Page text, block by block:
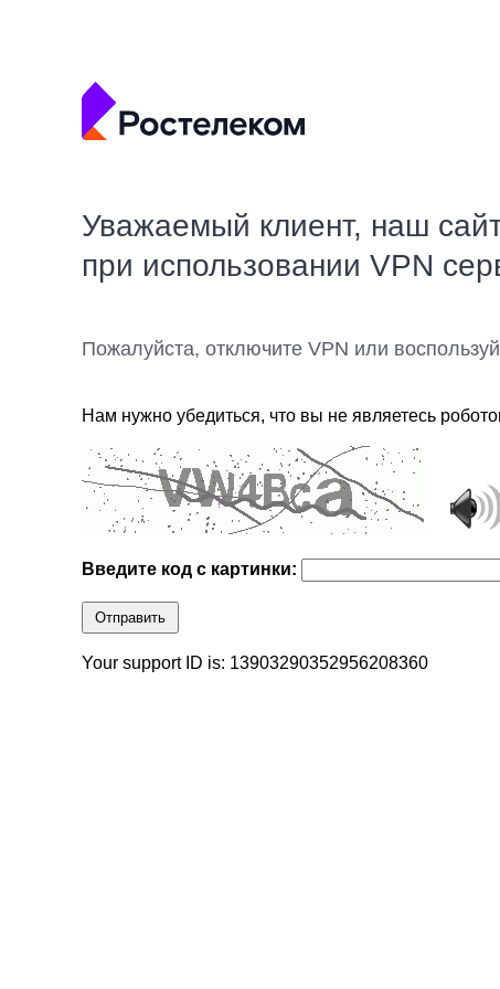
Уважаемый клиент, наш
при использовании VPN
Пожалуйста, отключите VPN или
Нам нужно убедиться, что вы не являетесь
Введите код с картинки:
Отправить
Your support ID is: 13903290352956208360